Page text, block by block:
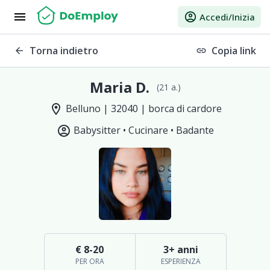
menu account_circle Accedi/Inizia
arrow_back Torna indietro link Copia link
Maria D. (21 a.)
location_on Belluno | 32040 | borca di cardore
account_circle Babysitter • Cucinare • Badante
€ 8-20
PER ORA
3+ anni
ESPERIENZA